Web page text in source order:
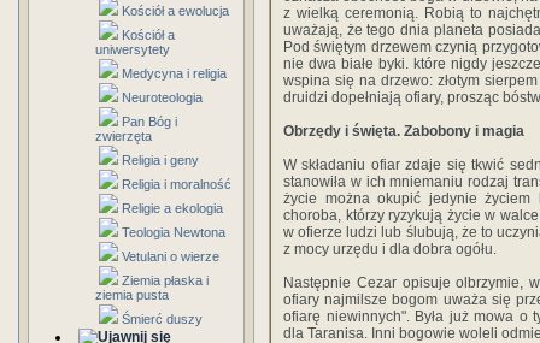
Kościół a ewolucja
Kościół a
uniwersytety
Medycyna i religia
Neuroteologia
Pan Bóg i
zwierzęta
Religia i geny
Religia i moralność
Religie a ekologia
Teologia Newtona
Vetulani o wierze
Ziemia płaska i
ziemia pusta
Śmierć duszy
z wielką ceremonią. Robią to
uważają, że tego dnia planeta
Pod świętym drzewem czynią
nie dwa białe byki. które nigdy
wspina się na drzewo: złotym
druidzi dopełniają ofiary, prosząc
Obrzędy i święta. Zabobony i magia
W składaniu ofiar zdaje się tkwić
stanowiła w ich mniemaniu rodzaj
życie można okupić jedynie życiem
choroba, którzy ryzykują życie w
w ofierze ludzi lub ślubują, że to
z mocy urzędu i dla dobra ogółu.
Następnie Cezar opisuje olbrzymie,
ofiary najmilsze bogom uważa się
ofiarę niewinnych". Była już mowa o
dla Taranisa. Inni bogowie woleli